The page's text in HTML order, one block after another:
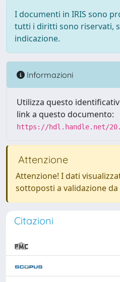
I documenti in IRIS sono
tutti i diritti sono riservati,
indicazione.
Informazioni
Utilizza questo
link a questo documento:
https://hdl.handle.net/
Attenzione
Attenzione! I dati
sottoposti a validazione
Citazioni